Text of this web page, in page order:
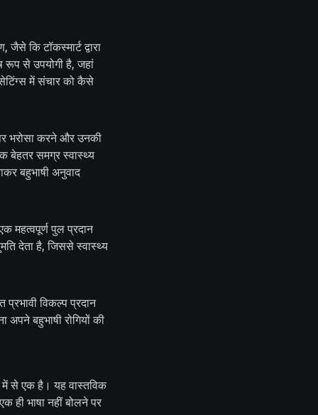
कि टॉकस्मार्ट द्वारा
रूप से उपयोगी है, जहां
में संचार को कैसे
भरोसा करने और उनकी
बेहतर समग्र स्वास्थ्य
बहुभाषी अनुवाद
महत्वपूर्ण पुल प्रदान
देता है, जिससे स्वास्थ्य
विकल्प प्रदान
बहुभाषी रोगियों की
में से एक है। यह वास्तविक
ही भाषा नहीं बोलने पर